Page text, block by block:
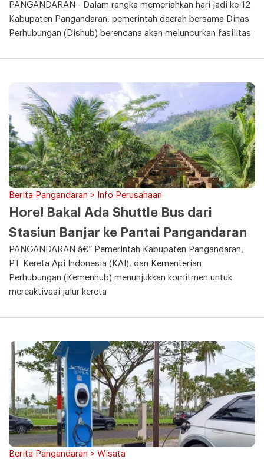
PANGANDARAN - Dalam rangka memeriahkan hari jadi ke-12
Kabupaten Pangandaran, pemerintah daerah bersama Dinas
Perhubungan (Dishub) berencana akan meluncurkan fasilitas
Berita Pangandaran > Info Perusahaan
Hore! Bakal Ada Shuttle Bus dari
Stasiun Banjar ke Pantai Pangandaran
PANGANDARAN â€“ Pemerintah Kabupaten Pangandaran,
PT Kereta Api Indonesia (KAI), dan Kementerian
Perhubungan (Kemenhub) menunjukkan komitmen untuk
mereaktivasi jalur kereta
Berita Pangandaran > Wisata